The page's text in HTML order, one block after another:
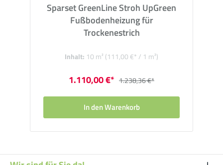
Sparset GreenLine Stroh UpGreen
Fußbodenheizung für
Trockenestrich
Inhalt: 10 m² (111,00 €* / 1 m²)
1.110,00 €* 1.238,36 €*
In den Warenkorb